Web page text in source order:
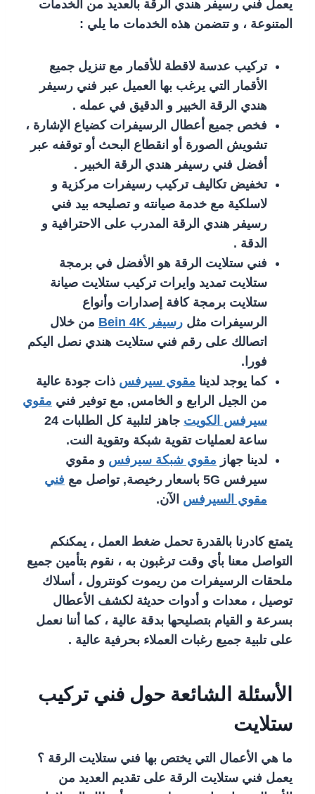
يعمل فني رسيفر هندي الرقة بالعديد من الخدمات
المتنوعة ، و تتضمن هذه الخدمات ما يلي :
تركيب عدسة لاقطة للأقمار مع تنزيل جميع
الأقمار التي يرغب بها العميل عبر فني رسيفر
هندي الرقة الخبير و الدقيق في عمله .
فخص جميع أعطال الرسيفرات كضياع الإشارة ،
تشويش الصورة أو انقطاع البحث أو توقفه عبر
أفضل فني رسيفر هندي الرقة الخبير .
تخفيض تكاليف تركيب رسيفرات مركزية و
لاسلكية مع خدمة صيانته و تصليحه بيد فني
رسيفر هندي الرقة المدرب على الاحترافية و
الدقة .
فني ستلايت الرقة هو الأفضل في برمجة
ستلايت تمديد وايرات تركيب ستلايت صيانة
ستلايت برمجة كافة إصدارات وأنواع
الرسيفرات مثل رسيفر Bein 4K
من خلال
اتصالك على رقم فني ستلايت هندي نصل اليكم
فورا.
كما يوجد لدينا مقوي سيرفس ذات جودة عالية
من الجيل الرابع و الخامس, مع توفير فني مقوي
سيرفس الكويت
جاهز لتلبية كل الطلبات 24
ساعة لعمليات تقوية شبكة وتقوية النت.
لدينا جهاز مقوي شبكة سيرفس و مقوي
سيرفس 5G باسعار رخيصة, تواصل مع
فني
مقوي السيرفس الآن.
يتمتع كادرنا بالقدرة تحمل ضغط العمل ، يمكنكم
التواصل معنا بأي وقت ترغبون به ، نقوم بتأمين جميع
ملحقات الرسيفرات من ريموت كونترول ، أسلاك
توصيل ، معدات و أدوات حديثة لكشف الأعطال
بسرعة و القيام بتصليحها بدقة عالية ، كما أننا نعمل
على تلبية جميع رغبات العملاء بحرفية عالية .
الأسئلة الشائعة حول فني تركيب
ستلايت
ما هي الأعمال التي يختص بها فني ستلايت الرقة ؟
يعمل فني ستلايت الرقة على تقديم العديد من